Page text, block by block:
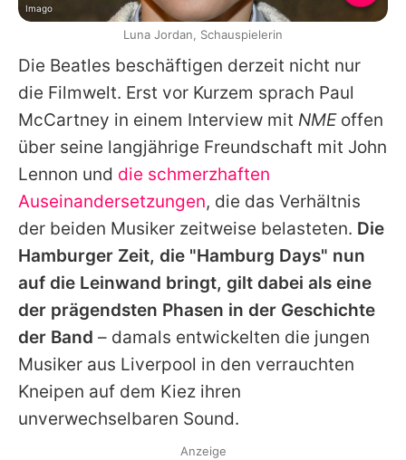
Die Beatles beschäftigen derzeit nicht nur
die Filmwelt. Erst vor Kurzem sprach Paul
McCartney in einem Interview mit NMEoffen
über seine langjährige Freundschaft mit John
Lennon und die schmerzhaften
Auseinandersetzungen, die das Verhältnis
der beiden Musiker zeitweise belasteten. Die
Hamburger Zeit, die "Hamburg Days" nun
auf die Leinwand bringt, gilt dabei als eine
der prägendsten Phasen in der Geschichte
der Band – damals entwickelten die jungen
Musiker aus Liverpool in den verrauchten
Kneipen auf dem Kiez ihren
unverwechselbaren Sound.
Imago
Luna Jordan, Schauspielerin
Anzeige